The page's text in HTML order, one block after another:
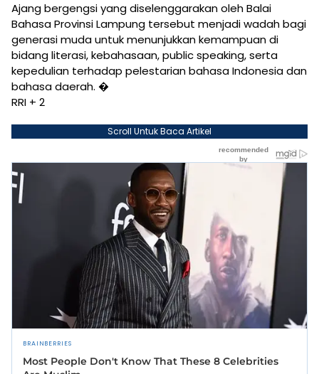
Ajang bergengsi yang diselenggarakan oleh Balai
Bahasa Provinsi Lampung tersebut menjadi wadah bagi
generasi muda untuk menunjukkan kemampuan di
bidang literasi, kebahasaan, public speaking, serta
kepedulian terhadap pelestarian bahasa Indonesia dan
bahasa daerah. �
RRI + 2
Scroll Untuk Baca Artikel